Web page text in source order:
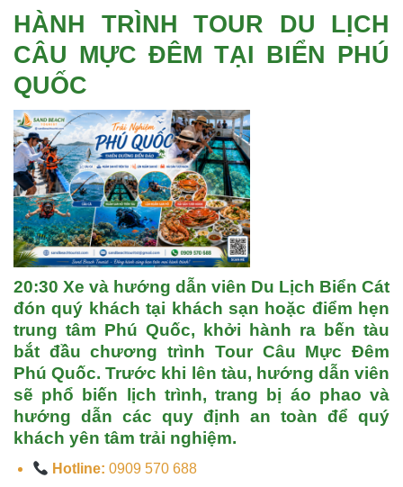
HÀNH TRÌNH TOUR DU LỊCH
CÂU MỰC ĐÊM TẠI BIỂN PHÚ
QUỐC
20:30 Xe và hướng dẫn viên Du Lịch Biển Cát
đón quý khách tại khách sạn hoặc điểm hẹn
trung tâm Phú Quốc, khởi hành ra bến tàu
bắt đầu chương trình Tour Câu Mực Đêm
Phú Quốc. Trước khi lên tàu, hướng dẫn viên
sẽ phổ biến lịch trình, trang bị áo phao và
hướng dẫn các quy định an toàn để quý
khách yên tâm trải nghiệm.
Hotline: 0909 570 688